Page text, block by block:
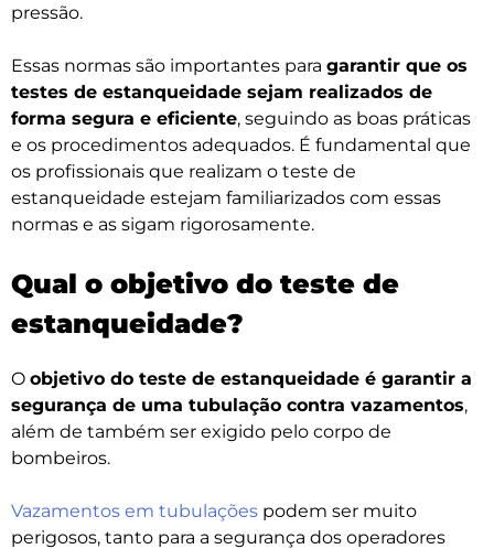
pressão.
Essas normas são importantes para garantir que os
testes de estanqueidade sejam realizados de
forma segura e eficiente, seguindo as boas práticas
e os procedimentos adequados. É fundamental que
os profissionais que realizam o teste de
estanqueidade estejam familiarizados com essas
normas e as sigam rigorosamente.
Qual o objetivo do teste de
estanqueidade?
O objetivo do teste de estanqueidade é garantir a
segurança de uma tubulação contra vazamentos,
além de também ser exigido pelo corpo de
bombeiros.
Vazamentos em tubulações podem ser muito
perigosos, tanto para a segurança dos operadores